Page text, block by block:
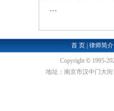
...
首 页 |律师简介
Copyright © 1995-
地址：南京市汉中门大街